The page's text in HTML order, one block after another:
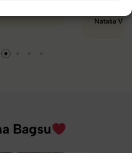
Bagsu